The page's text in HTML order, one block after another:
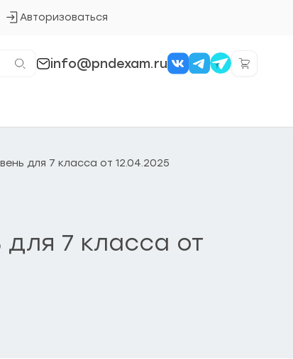
Авторизоваться
Кнопка
info@pndexam.ru
для 7 класса от 12.04.2025
7 класса от